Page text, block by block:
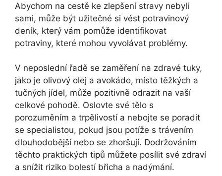
Abychom na cestě ke zlepšení stravy nebyli
sami, může být užitečné si vést potravinový
deník, který vám pomůže identifikovat
potraviny, které mohou vyvolávat problémy.
V neposlední řadě se zaměření na zdravé tuky,
jako je olivový olej a avokádo, místo těžkých a
tučných jídel, může pozitivně odrazit na vaší
celkové pohodě. Oslovte své tělo s
porozuměním a trpělivostí a nebojte se poradit
se specialistou, pokud jsou potíže s trávením
dlouhodobější nebo se zhoršují. Dodržováním
těchto praktických tipů můžete posílit své zdraví
a snížit riziko bolestí břicha a nadýmání.